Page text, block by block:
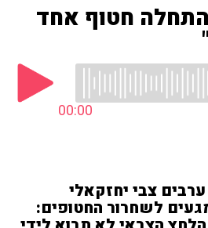
חטוף אחד
00:00
צבי יחזקאלי
על המגעים לשחרור החטופים: